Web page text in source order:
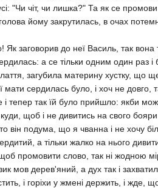
"Чи чiт, чи лишка?" Та як се
йому закрутилась, в очах
заговорив до неї Василь, так вона
а се тiльки одним один раз i
загубила материну хустку, що ще
мати сердилась було, і хоч не довго,
i тепер так їй було прийшло: якби
щоб i не дивитись на свого
вiн подума, що я чванна i не хочу
а тiльки жалко на нього
промовити слово, так нi жодною
мов дерев'яний, а дух так i
i горiхи у жменi держить, i жде,